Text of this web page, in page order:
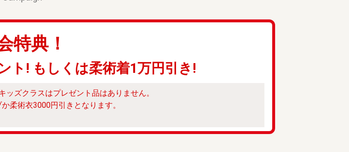
特典！
ト! もしくは柔術着1万円引き!
ズクラスはプレゼント品はありません。
柔術衣3000円引きとなります。